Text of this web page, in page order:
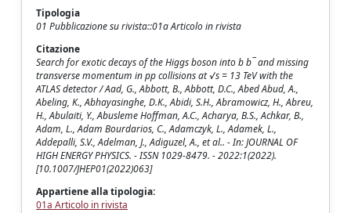
Tipologia
01 Pubblicazione su rivista::01a Articolo in rivista
Citazione
Search for exotic decays of the Higgs boson into b b¯ and missing
transverse momentum in pp collisions at √s = 13 TeV with the
ATLAS detector / Aad, G., Abbott, B., Abbott, D.C., Abed Abud, A.,
Abeling, K., Abhayasinghe, D.K., Abidi, S.H., Abramowicz, H., Abreu,
H., Abulaiti, Y., Abusleme Hoffman, A.C., Acharya, B.S., Achkar, B.,
Adam, L., Adam Bourdarios, C., Adamczyk, L., Adamek, L.,
Addepalli, S.V., Adelman, J., Adiguzel, A., et al.. - In: JOURNAL OF
HIGH ENERGY PHYSICS. - ISSN 1029-8479. - 2022:1(2022).
[10.1007/JHEP01(2022)063]
Appartiene alla tipologia:
01a Articolo in rivista